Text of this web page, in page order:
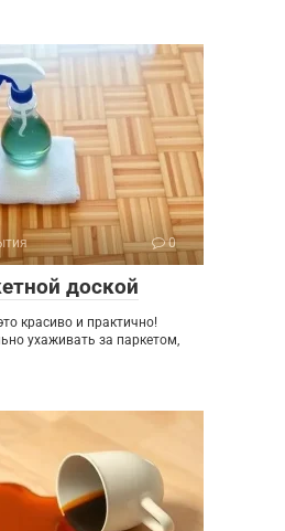
0
доской
красиво и практично!
ухаживать за паркетом,